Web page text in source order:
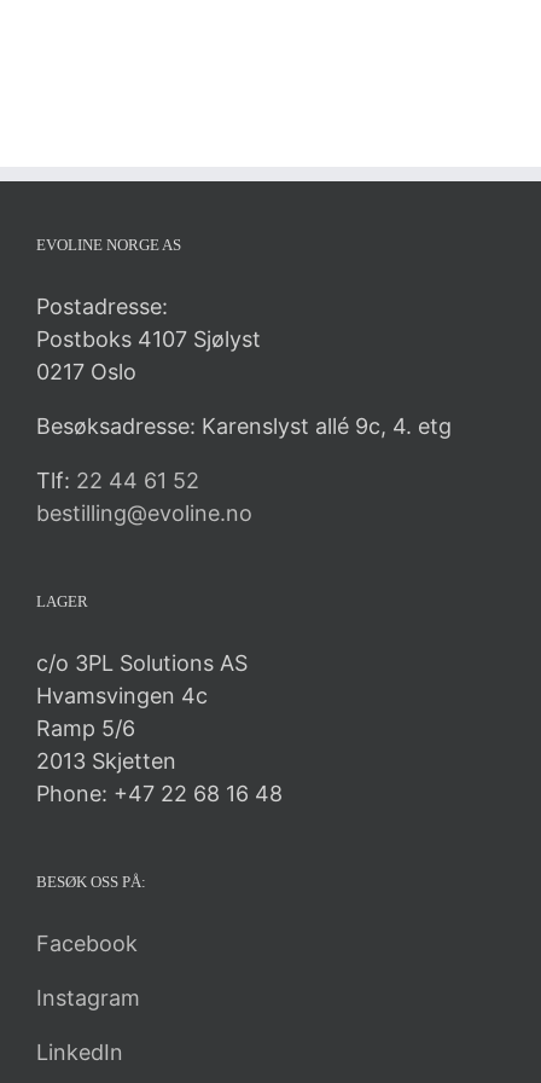
EVOLINE NORGE AS
Postadresse:
Postboks 4107 Sjølyst
0217 Oslo
Besøksadresse: Karenslyst allé 9c, 4. etg
Tlf: 22 44 61 52
bestilling@evoline.no
LAGER
c/o 3PL Solutions AS
Hvamsvingen 4c
Ramp 5/6
2013 Skjetten
Phone: +47 22 68 16 48
BESØK OSS PÅ:
Facebook
Instagram
LinkedIn